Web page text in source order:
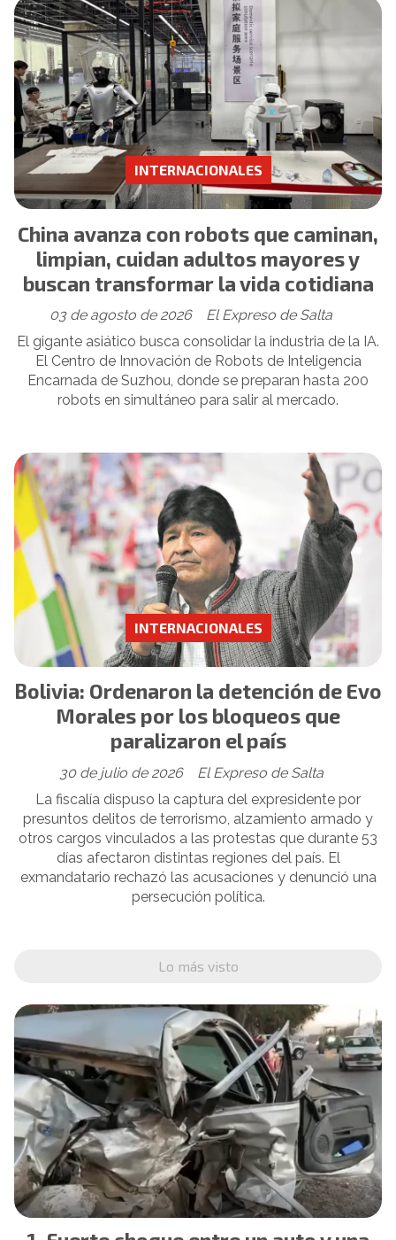
China avanza con robots que caminan,
limpian, cuidan adultos mayores y
buscan transformar la vida cotidiana
El Expreso de Salta
INTERNACIONALES
03 de agosto de 2026
El gigante asiático busca consolidar la industria de la IA.
El Centro de Innovación de Robots de Inteligencia
Encarnada de Suzhou, donde se preparan hasta 200
robots en simultáneo para salir al mercado.
Bolivia: Ordenaron la detención de Evo
Morales por los bloqueos que
paralizaron el país
El Expreso de Salta
INTERNACIONALES
30 de julio de 2026
La fiscalía dispuso la captura del expresidente por
presuntos delitos de terrorismo, alzamiento armado y
otros cargos vinculados a las protestas que durante 53
días afectaron distintas regiones del país. El
exmandatario rechazó las acusaciones y denunció una
persecución política.
Lo más visto